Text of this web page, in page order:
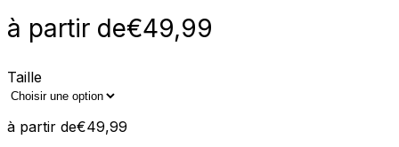
à partir de€49,99
Taille
à partir de€49,99